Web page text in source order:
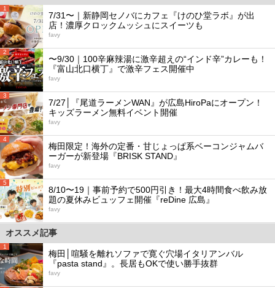
1
7/31〜｜新静岡セノバにカフェ『けのひ堂ラボ』が出
店！濃厚クロックムッシュにスイーツも
favy
2
〜9/30｜100辛麻辣湯に激辛超えの“インド辛”カレーも！
『富山北口横丁』で激辛フェス開催中
favy
3
7/27│『尾道ラーメンWAN』が広島HiroPaにオープン！
キッズラーメン無料イベント開催
favy
4
梅田限定！海外の定番・甘じょっぱ系ベーコンジャムバ
ーガーが新登場『BRISK STAND』
favy
5
8/10〜19｜事前予約で500円引き！最大4時間食べ飲み放
題の夏休みビュッフェ開催『reDine 広島』
favy
オススメ記事
1
梅田│喧騒を離れソファで寛ぐ穴場イタリアンバル
『pasta stand』。長居もOKで使い勝手抜群
favy